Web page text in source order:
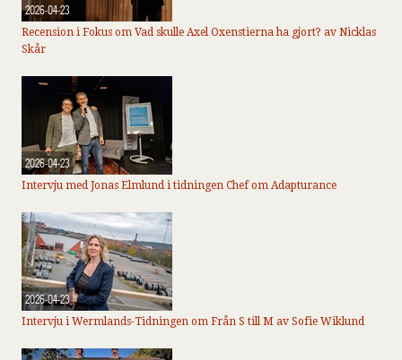
2026-04-23
Recension i Fokus om Vad skulle Axel Oxenstierna ha gjort? av Nicklas
Skår
2026-04-23
Intervju med Jonas Elmlund i tidningen Chef om Adapturance
2026-04-23
Intervju i Wermlands-Tidningen om Från S till M av Sofie Wiklund